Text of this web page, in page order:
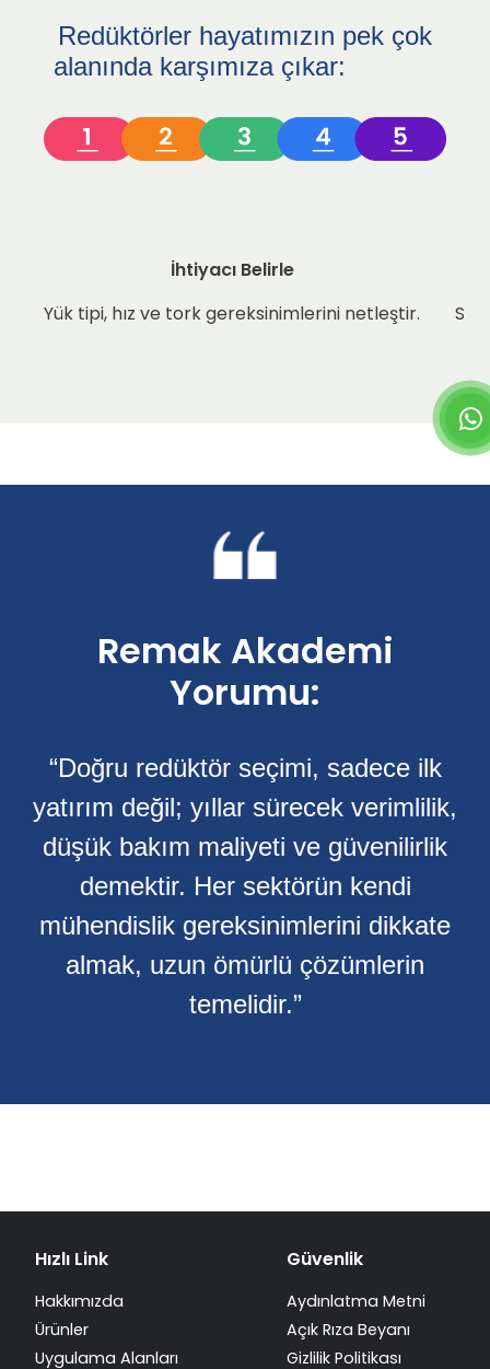
Redüktörler hayatımızın pek çok
alanında karşımıza çıkar:
İhtiyacı Belirle
Yük tipi, hız ve tork gereksinimlerini netleştir.
Remak Akademi
Yorumu:
“Doğru redüktör seçimi, sadece ilk
yatırım değil; yıllar sürecek verimlilik,
düşük bakım maliyeti ve güvenilirlik
demektir. Her sektörün kendi
mühendislik gereksinimlerini dikkate
almak, uzun ömürlü çözümlerin
temelidir.”
Hızlı Link
Hakkımızda
Ürünler
Uygulama Alanları
Güvenlik
Aydınlatma Metni
Açık Rıza Beyanı
Gizlilik Politikası